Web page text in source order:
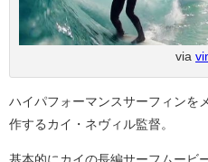
via
ハイパフォーマンスサーフィンを
作するカイ・ネヴィル監督。
基本的にカイの長編サーフムービ